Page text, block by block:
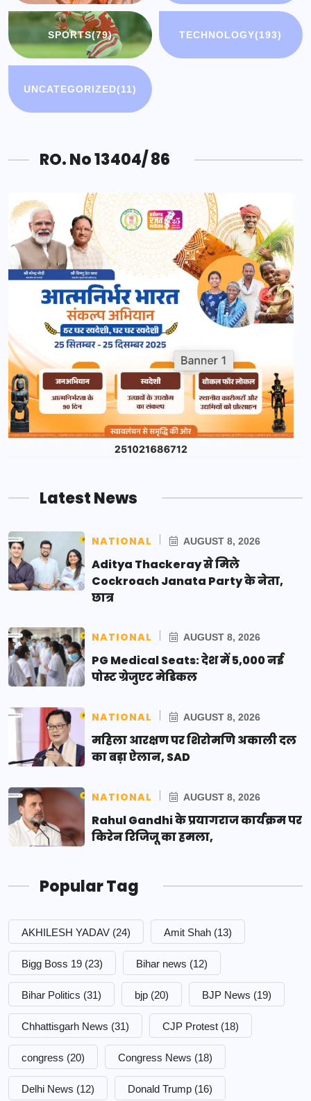
SPORTS(79) TECHNOLOGY(193)
UNCATEGORIZED(11)
RO. No 13404/ 86
Latest News
NATIONAL AUGUST 8, 2026
Aditya Thackeray से मिले
Cockroach Janata Party के नेता,
छात्र
NATIONAL AUGUST 8, 2026
PG Medical Seats: देश में 5,000 नई
पोस्ट ग्रेजुएट मेडिकल
NATIONAL AUGUST 8, 2026
महिला आरक्षण पर शिरोमणि अकाली दल
का बड़ा ऐलान, SAD
NATIONAL AUGUST 8, 2026
Rahul Gandhi के प्रयागराज कार्यक्रम पर
किरेन रिजिजू का हमला,
Popular Tag
AKHILESH YADAV (24) Amit Shah (13)
Bigg Boss 19 (23) Bihar news (12)
Bihar Politics (31) bjp (20) BJP News (19)
Chhattisgarh News (31) CJP Protest (18)
congress (20) Congress News (18)
Delhi News (12) Donald Trump (16)